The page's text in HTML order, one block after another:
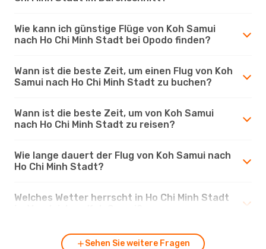
Wie kann ich günstige Flüge von Koh Samui
nach Ho Chi Minh Stadt bei Opodo finden?
Wann ist die beste Zeit, um einen Flug von Koh
Samui nach Ho Chi Minh Stadt zu buchen?
Wann ist die beste Zeit, um von Koh Samui
nach Ho Chi Minh Stadt zu reisen?
Wie lange dauert der Flug von Koh Samui nach
Ho Chi Minh Stadt?
Welches Wetter herrscht in Ho Chi Minh Stadt
Sehen Sie weitere Fragen